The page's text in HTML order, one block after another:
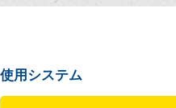
使用システム